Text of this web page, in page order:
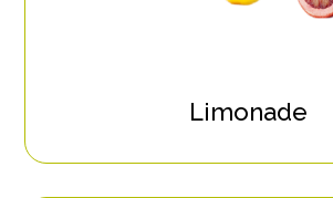
Limonade